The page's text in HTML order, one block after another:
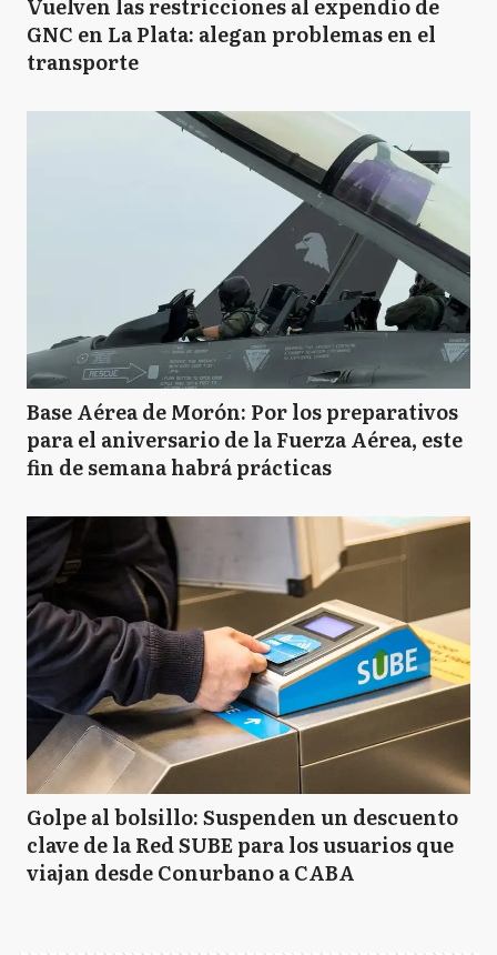
GNC en La Plata: alegan problemas en el
transporte
Base Aérea de Morón: Por los preparativos
para el aniversario de la Fuerza Aérea, este
fin de semana habrá prácticas
Golpe al bolsillo: Suspenden un descuento
clave de la Red SUBE para los usuarios que
viajan desde Conurbano a CABA